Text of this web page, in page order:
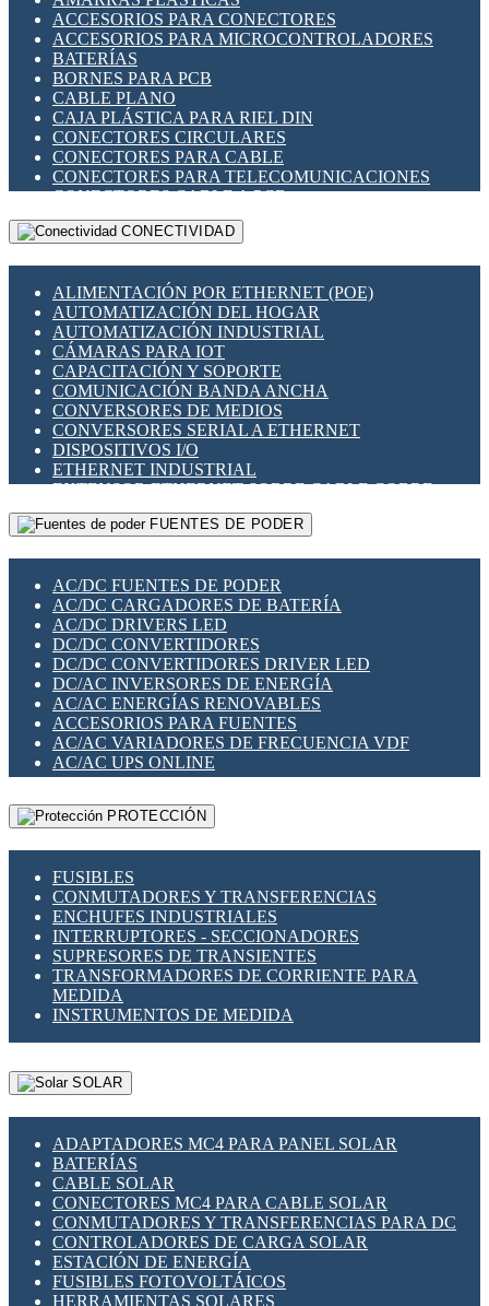
INDICADORES PARA PANEL
INTERFACES DE RELÉ
INTERRUPTORES FIN DE CARRERA
LLAVES CONMUTADORAS
MEDIDORES DE ENERGÍA Y TC'S DE CORRIENTE
MOTORES PASO A PASO
PANTALLAS HMI
PLC -CONTROLADORES LÓGICO PROGRAMABLES
PROGRAMADORES DE HORARIO
RELÉS DE PROTECCIÓN
SENSORES CAPACITIVOS
SENSORES INDUCTIVOS
TEMPORIZADORES
VARIACS
VARIADORES DE FRECUENCIA [VDF]
SECCIONADORES - INTERRUPTORES
MAQUINARIA
ACCESORIOS PARA CONECTORES
ACCESORIOS PARA MICROCONTROLADORES
BATERÍAS
BORNES PARA PCB
CABLE PLANO
CAJA PLÁSTICA PARA RIEL DIN
CONECTORES CIRCULARES
CONECTORES PARA CABLE
CONECTORES PARA TELECOMUNICACIONES
CONECTORES CABLE A PCB
CONECTORES PCB A CABLE
DIP SWITCHES
HERRAMIENTAS VARIAS
ILUMINACIÓN LED
INTERRUPTORES REED
INTERFACES DE RELÉ
OTROS RELÉS
PROTECCIÓN TÉRMICA
RELÉS AUTOMOTRICES
RELÉS DE SEÑAL
RELÉS DE ESTADO SÓLIDO SSR
RELÉS INDUSTRIALES
RELÉS MINIATURA DE POTENCIA
SENSORES MAGNÉTICOS
SWITCH Y MICROSWITCH
TARJETAS PI
UNIÓN Y DERIVACIÓN DE CABLE
CONECTIVIDAD
ALIMENTACIÓN POR ETHERNET (POE)
AUTOMATIZACIÓN DEL HOGAR
AUTOMATIZACIÓN INDUSTRIAL
CÁMARAS PARA IOT
CAPACITACIÓN Y SOPORTE
COMUNICACIÓN BANDA ANCHA
CONVERSORES DE MEDIOS
CONVERSORES SERIAL A ETHERNET
DISPOSITIVOS I/O
ETHERNET INDUSTRIAL
EXTENSOR ETHERNET SOBRE CABLE COBRE
GATEWAY LORAWAN
GESTIÓN DE REDES
PLACAS MODULARES IOT
SWITCHES Y REDES WIFI
SOLUCIONES IOT
SOLUCIONES LORAWAN
SOLUCIONES RED CELULAR
SEGURIDAD PARA REDES
SWITCHES LAN
TELEFONÍA IP (VOIP)
VIGILANCIA IP (CCTV)
MESHTASTIC
FUENTES DE PODER
AC/DC FUENTES DE PODER
AC/DC CARGADORES DE BATERÍA
AC/DC DRIVERS LED
DC/DC CONVERTIDORES
DC/DC CONVERTIDORES DRIVER LED
DC/AC INVERSORES DE ENERGÍA
AC/AC ENERGÍAS RENOVABLES
ACCESORIOS PARA FUENTES
AC/AC VARIADORES DE FRECUENCIA VDF
AC/AC UPS ONLINE
PROTECCIÓN
FUSIBLES
CONMUTADORES Y TRANSFERENCIAS
ENCHUFES INDUSTRIALES
INTERRUPTORES - SECCIONADORES
SUPRESORES DE TRANSIENTES
TRANSFORMADORES DE CORRIENTE PARA
MEDIDA
INSTRUMENTOS DE MEDIDA
SOLAR
ADAPTADORES MC4 PARA PANEL SOLAR
BATERÍAS
CABLE SOLAR
CONECTORES MC4 PARA CABLE SOLAR
CONMUTADORES Y TRANSFERENCIAS PARA DC
CONTROLADORES DE CARGA SOLAR
ESTACIÓN DE ENERGÍA
FUSIBLES FOTOVOLTÁICOS
HERRAMIENTAS SOLARES